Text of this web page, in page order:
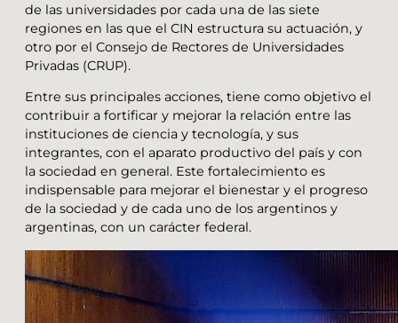
de las universidades por cada una de las siete
regiones en las que el CIN estructura su actuación, y
otro por el Consejo de Rectores de Universidades
Privadas (CRUP).
Entre sus principales acciones, tiene como objetivo el
contribuir a fortificar y mejorar la relación entre las
instituciones de ciencia y tecnología, y sus
integrantes, con el aparato productivo del país y con
la sociedad en general. Este fortalecimiento es
indispensable para mejorar el bienestar y el progreso
de la sociedad y de cada uno de los argentinos y
argentinas, con un carácter federal.